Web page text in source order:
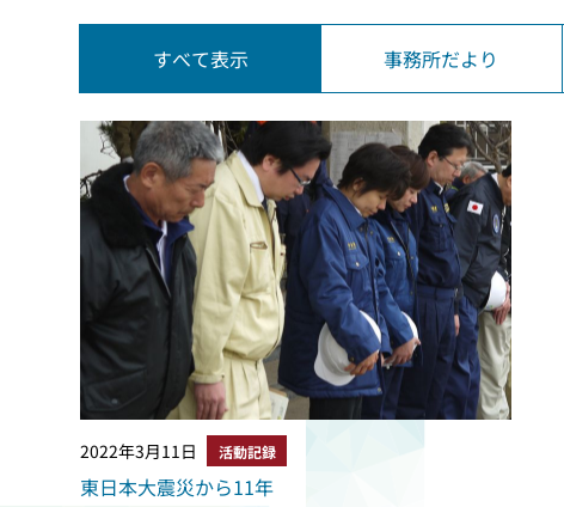
すべて表示 事務所だより
2022年3月11日 活動記録
東日本大震災から11年